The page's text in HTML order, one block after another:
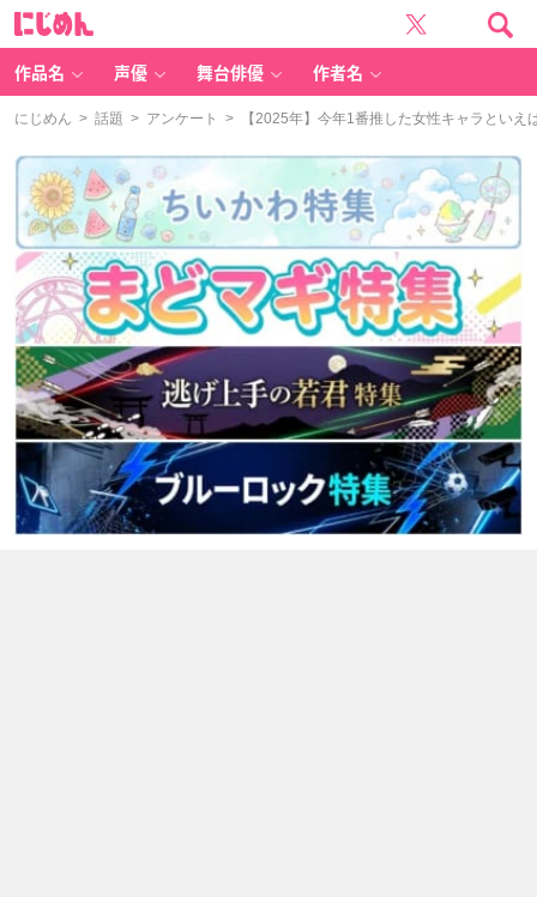
作品名 声優 舞台俳優 作者名
にじめん > 話題 > アンケート > 【2025年】今年1番推した女性キャラといえ